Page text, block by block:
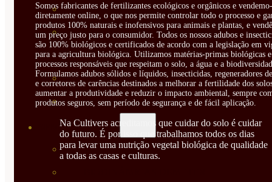
MATERIAS PRIMAS
PROTECCIÓN CULTIVOS Y
PLANTAS
PLANTAS INTERIOR
GROWPUNCH
SEMILLAS
VER TODAS
Somos fabricantes de fertilizantes ecológicos e orgânicos e
diretamente online, o que nos permite controlar todo o processo e
produtos 100% naturais e inofensivos para animais e plantas, e
um preço justo para o consumidor. Todos os nossos adubos e
são 100% biológicos e certificados de acordo com a legislação em
para a agricultura biológica. Utilizamos matérias-primas biológicas e
processos responsáveis que respeitam o solo, a água e a
Formulamos adubos sólidos e líquidos, insecticidas, regeneradores
e corretores de carências destinados a melhorar a fertilidade dos
aumentar a produtividade e reduzir o impacto ambiental, sempre
produtos seguros, sem período de segurança e de fácil aplicação.
Na Cultivers acreditamos que cuidar do solo é cuidar
do futuro. É por isso que trabalhamos todos os dias
para levar uma nutrição vegetal biológica de qualidade
a todas as casas e culturas.